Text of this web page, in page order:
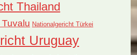
Thailand
Nationalgericht Türkei
Uruguay